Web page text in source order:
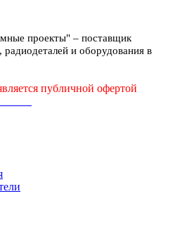
проекты" – поставщик
и оборудования в
публичной офертой